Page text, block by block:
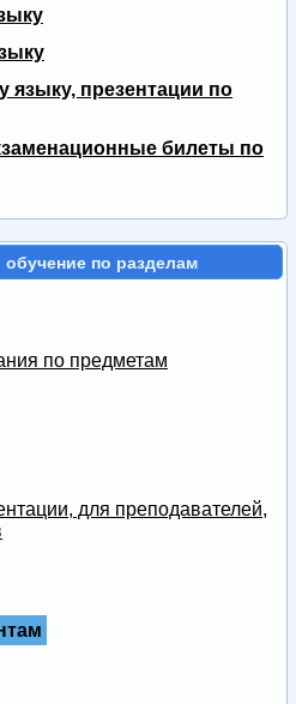
языку, презентации по
билеты по
обучение по разделам
по предметам
для преподавателей,